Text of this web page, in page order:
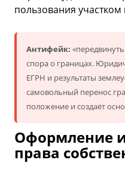
пользования участком
Антифейк:
спора о границах.
ЕГРН и результаты
самовольный перенос
положение и создаёт
Оформление
права